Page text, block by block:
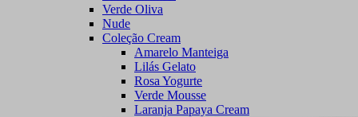
Verde Oliva
Nude
Coleção Cream
Amarelo Manteiga
Lilás Gelato
Rosa Yogurte
Verde Mousse
Laranja Papaya Cream